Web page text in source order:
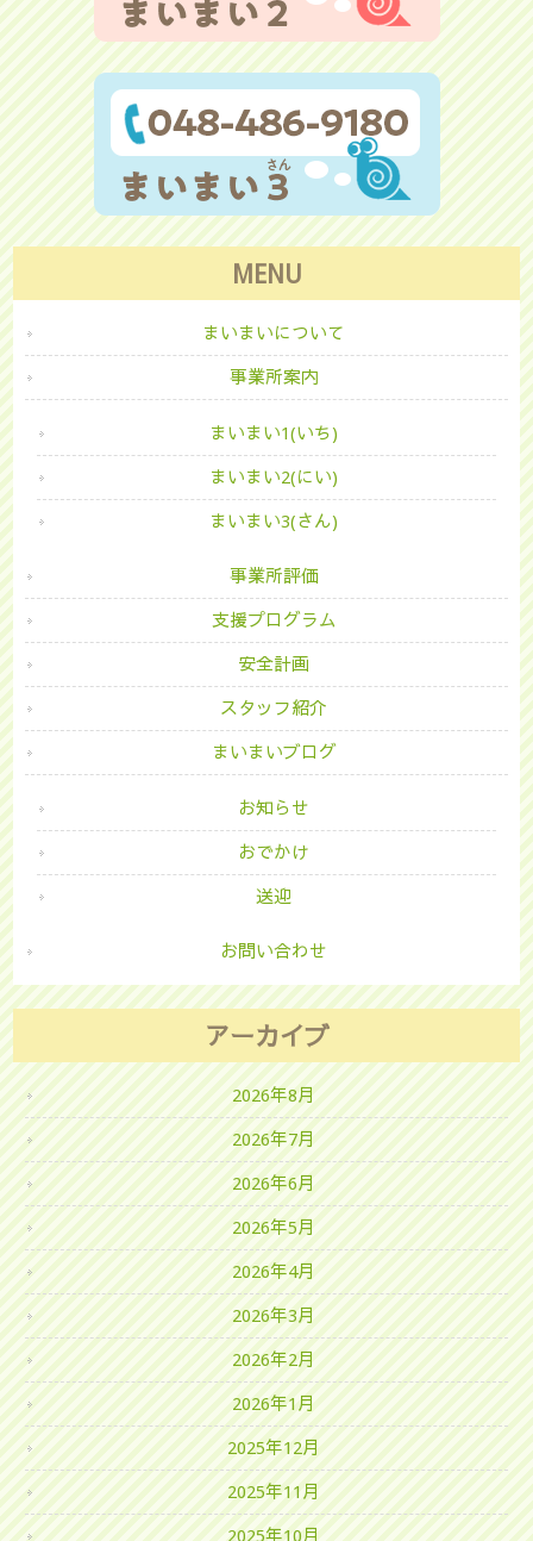
MENU
まいまいについて
事業所案内
まいまい1(いち)
まいまい2(にい)
まいまい3(さん)
事業所評価
支援プログラム
安全計画
スタッフ紹介
まいまいブログ
お知らせ
おでかけ
送迎
お問い合わせ
アーカイブ
2026年8月
2026年7月
2026年6月
2026年5月
2026年4月
2026年3月
2026年2月
2026年1月
2025年12月
2025年11月
2025年10月